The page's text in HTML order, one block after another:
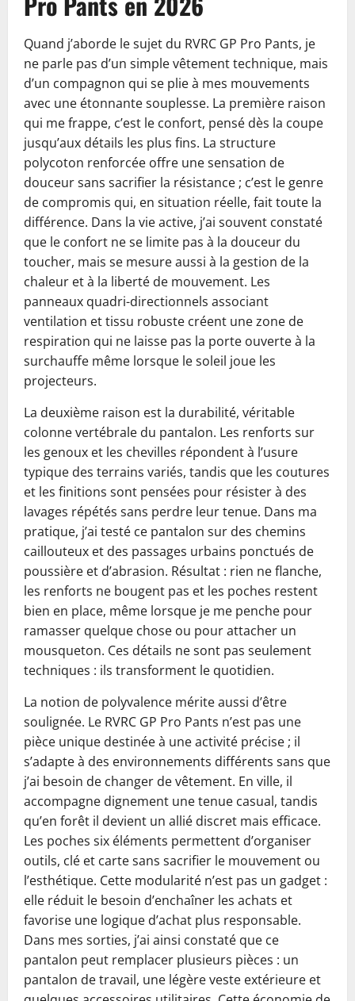
Quand j’aborde le sujet du RVRC GP Pro Pants, je
ne parle pas d’un simple vêtement technique, mais
d’un compagnon qui se plie à mes mouvements
avec une étonnante souplesse. La première raison
qui me frappe, c’est le confort, pensé dès la coupe
jusqu’aux détails les plus fins. La structure
polycoton renforcée offre une sensation de
douceur sans sacrifier la résistance ; c’est le genre
de compromis qui, en situation réelle, fait toute la
différence. Dans la vie active, j’ai souvent constaté
que le confort ne se limite pas à la douceur du
toucher, mais se mesure aussi à la gestion de la
chaleur et à la liberté de mouvement. Les
panneaux quadri-directionnels associant
ventilation et tissu robuste créent une zone de
respiration qui ne laisse pas la porte ouverte à la
surchauffe même lorsque le soleil joue les
projecteurs.
La deuxième raison est la durabilité, véritable
colonne vertébrale du pantalon. Les renforts sur
les genoux et les chevilles répondent à l’usure
typique des terrains variés, tandis que les coutures
et les finitions sont pensées pour résister à des
lavages répétés sans perdre leur tenue. Dans ma
pratique, j’ai testé ce pantalon sur des chemins
caillouteux et des passages urbains ponctués de
poussière et d’abrasion. Résultat : rien ne flanche,
les renforts ne bougent pas et les poches restent
bien en place, même lorsque je me penche pour
ramasser quelque chose ou pour attacher un
mousqueton. Ces détails ne sont pas seulement
techniques : ils transforment le quotidien.
La notion de polyvalence mérite aussi d’être
soulignée. Le RVRC GP Pro Pants n’est pas une
pièce unique destinée à une activité précise ; il
s’adapte à des environnements différents sans que
j’ai besoin de changer de vêtement. En ville, il
accompagne dignement une tenue casual, tandis
qu’en forêt il devient un allié discret mais efficace.
Les poches six éléments permettent d’organiser
outils, clé et carte sans sacrifier le mouvement ou
l’esthétique. Cette modularité n’est pas un gadget :
elle réduit le besoin d’enchaîner les achats et
favorise une logique d’achat plus responsable.
Dans mes sorties, j’ai ainsi constaté que ce
pantalon peut remplacer plusieurs pièces : un
pantalon de travail, une légère veste extérieure et